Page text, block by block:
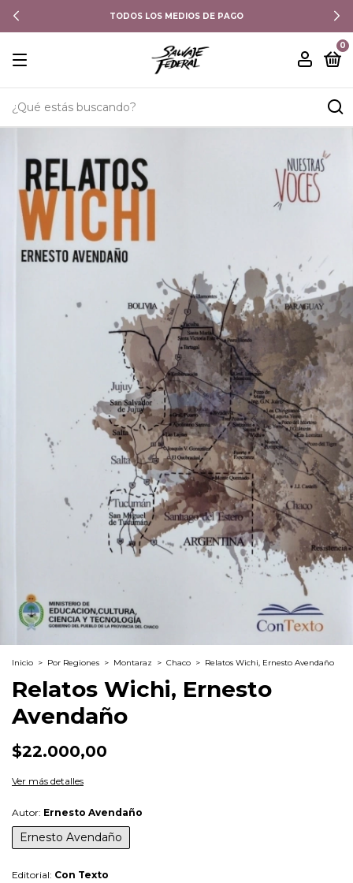
TODOS LOS MEDIOS DE PAGO
0
Inicio > Por Regiones > Montaraz > Chaco > Relatos Wichi, Ernesto Avendaño
Relatos Wichi, Ernesto
Avendaño
$22.000,00
Ver más detalles
Autor: Ernesto Avendaño
Ernesto Avendaño
Editorial: Con Texto